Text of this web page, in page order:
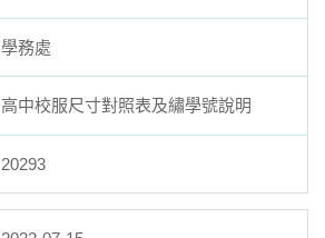
學務處
高中校服尺寸對照表及繡學號說明
20293